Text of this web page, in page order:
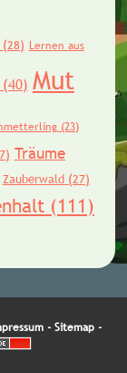
Lernen aus
Mut
(23)
Träume
Zauberwald(27)
(111)
- Sitemap -